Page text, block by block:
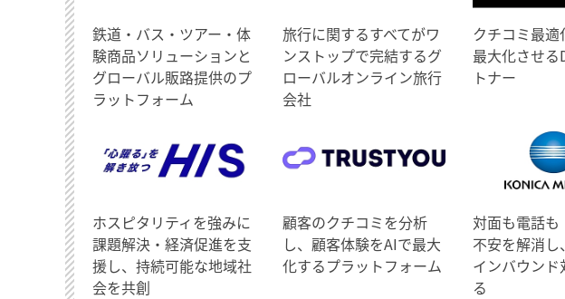
鉄道・バス・ツアー・体
験商品ソリューションと
グローバル販路提供のプ
ラットフォーム
旅行に関するすべてがワ
ンストップで完結するグ
ローバルオンライン旅行
会社
クチコミ最適
最大化させる
トナー
ホスピタリティを強みに
課題解決・経済促進を支
援し、持続可能な地域社
会を共創
顧客のクチコミを分析
し、顧客体験をAIで最大
化するプラットフォーム
対面も電話も
不安を解消し
インバウンド
る